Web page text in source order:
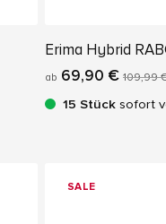
Erima Hybrid
ab 69,90 € 109,99
15 Stück sofort
SALE